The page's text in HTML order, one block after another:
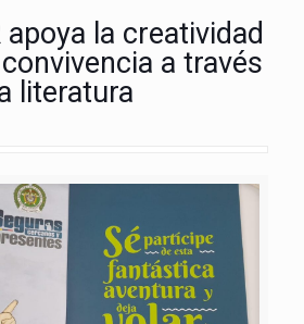
apoya la creatividad
a través
literatura